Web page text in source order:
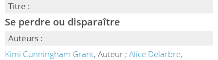
Titre :
Se perdre ou disparaître
Auteurs :
Kimi Cunningham Grant, Auteur ; Alice Delarbre,